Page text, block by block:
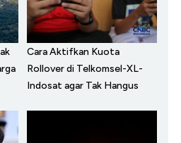
Cara Aktifkan Kuota
Rollover di Telkomsel-XL-
Indosat agar Tak Hangus